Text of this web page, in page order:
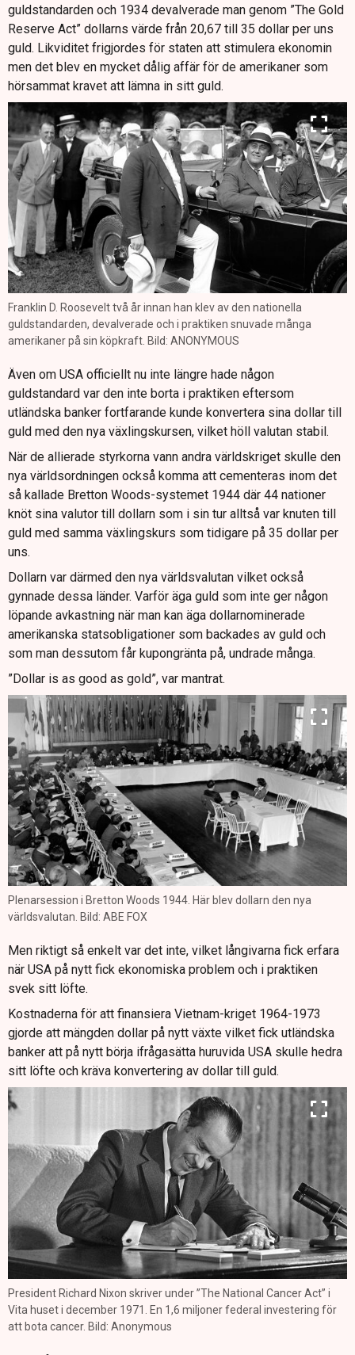
guldstandarden och 1934 devalverade man genom ”The Gold
Reserve Act” dollarns värde från 20,67 till 35 dollar per uns
guld. Likviditet frigjordes för staten att stimulera ekonomin
men det blev en mycket dålig affär för de amerikaner som
hörsammat kravet att lämna in sitt guld.
Franklin D. Roosevelt två år innan han klev av den nationella
guldstandarden, devalverade och i praktiken snuvade många
amerikaner på sin köpkraft. Bild: ANONYMOUS
Även om USA officiellt nu inte längre hade någon
guldstandard var den inte borta i praktiken eftersom
utländska banker fortfarande kunde konvertera sina dollar till
guld med den nya växlingskursen, vilket höll valutan stabil.
När de allierade styrkorna vann andra världskriget skulle den
nya världsordningen också komma att cementeras inom det
så kallade Bretton Woods-systemet 1944 där 44 nationer
knöt sina valutor till dollarn som i sin tur alltså var knuten till
guld med samma växlingskurs som tidigare på 35 dollar per
uns.
Dollarn var därmed den nya världsvalutan vilket också
gynnade dessa länder. Varför äga guld som inte ger någon
löpande avkastning när man kan äga dollarnominerade
amerikanska statsobligationer som backades av guld och
som man dessutom får kupongränta på, undrade många.
”Dollar is as good as gold”, var mantrat.
Plenarsession i Bretton Woods 1944. Här blev dollarn den nya
världsvalutan. Bild: ABE FOX
Men riktigt så enkelt var det inte, vilket långivarna fick erfara
när USA på nytt fick ekonomiska problem och i praktiken
svek sitt löfte.
Kostnaderna för att finansiera Vietnam-kriget 1964-1973
gjorde att mängden dollar på nytt växte vilket fick utländska
banker att på nytt börja ifrågasätta huruvida USA skulle hedra
sitt löfte och kräva konvertering av dollar till guld.
President Richard Nixon skriver under ”The National Cancer Act” i
Vita huset i december 1971. En 1,6 miljoner federal investering för
att bota cancer. Bild: Anonymous